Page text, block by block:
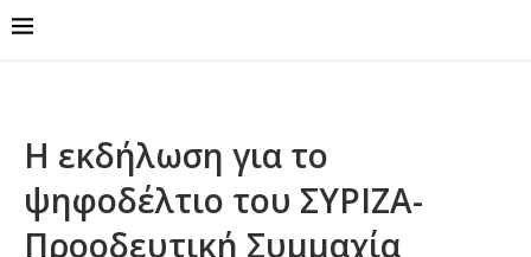
Η εκδήλωση για το
ψηφοδέλτιο του ΣΥΡΙΖΑ-
Προοδευτική Συμμαχία